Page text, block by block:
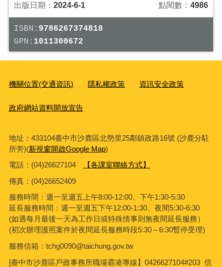
出版日期： 2024-6-1 點閱數：4986
ISBN: 9786267374818
GPN: 1011300672
機關位置(交通資訊) 隱私權政策 資訊安全政策
政府網站資料開放宣告
地址：433104臺中市沙鹿區北勢里25鄰鎮政路16號 (沙鹿分駐
所旁)(新視窗開啟Google Map)
電話：(04)26627104
【各課室聯絡方式】
傳真： (04)26652409
服務時間：週一至週五上午8:00-12:00、下午1:30-5:30
延長服務時間：週一至週五下午12:00-1:30、夜間5:30-6:30
(如遇每月最後一天為工作日或特殊情事則無夜間延長服務）
(初次辦理護照案件於夜間延長服務時段5:30～6:30暫停受理)
服務信箱：tchg0090@taichung.gov.tw
[臺中市沙鹿區戶政事務所職場霸凌專線】0426627104#203 信